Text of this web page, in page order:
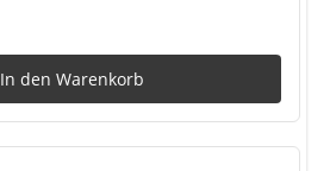
In den Warenkorb